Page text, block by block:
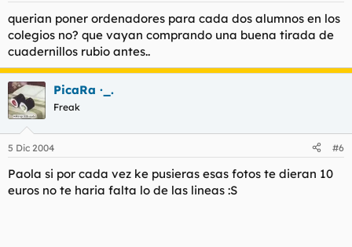
querian poner ordenadores para cada dos alumnos en los
colegios no? que vayan comprando una buena tirada de
cuadernillos rubio antes..
PicaRa ·_.
Freak
5 Dic 2004 #6
Paola si por cada vez ke pusieras esas fotos te dieran 10
euros no te haria falta lo de las lineas :S